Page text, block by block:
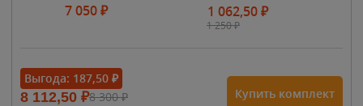
7 050₽ 1 062,50₽
1 250₽
Выгода: 187,50 ₽
8 112,50 ₽8 300₽ Купить комплект